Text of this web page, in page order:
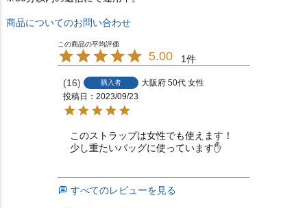
商品についてのお問い合わせ
5.00 1
16 購入者 大阪府 50代 女性
投稿日
2023/09/23
このストラップは女性でも使えます！
少し重たいバッグに使っています✋
すべてのレビューを見る